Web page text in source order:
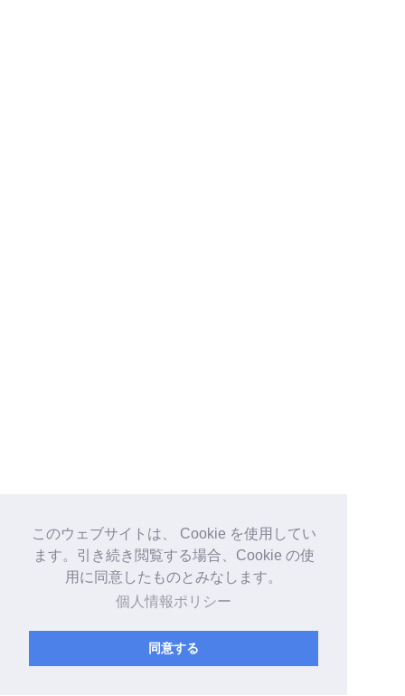
このウェブサイトは、 Cookie を使用してい
ます。引き続き閲覧する場合、Cookie の使
用に同意したものとみなします。
個人情報ポリシー
同意する